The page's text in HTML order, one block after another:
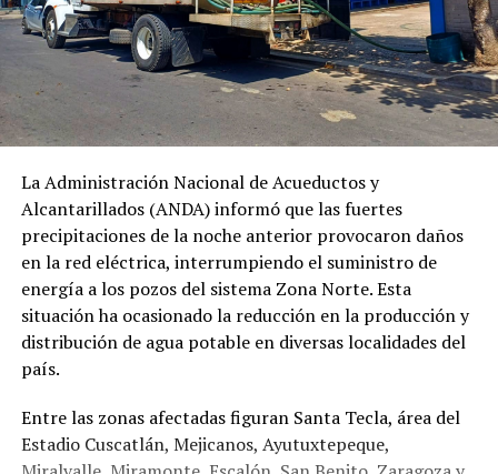
La Administración Nacional de Acueductos y
Alcantarillados (ANDA) informó que las fuertes
precipitaciones de la noche anterior provocaron daños
en la red eléctrica, interrumpiendo el suministro de
energía a los pozos del sistema Zona Norte. Esta
situación ha ocasionado la reducción en la producción y
distribución de agua potable en diversas localidades del
país.
Entre las zonas afectadas figuran Santa Tecla, área del
Estadio Cuscatlán, Mejicanos, Ayutuxtepeque,